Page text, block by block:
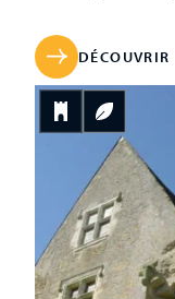
castel fortifié.
centenaires
des bâtiments
DÉCOUVRIR